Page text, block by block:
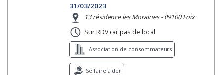
31/03/2023
13 résidence les Moraines - 09100 Foix
Sur RDV car pas de local
Association de consommateurs
Se faire aider